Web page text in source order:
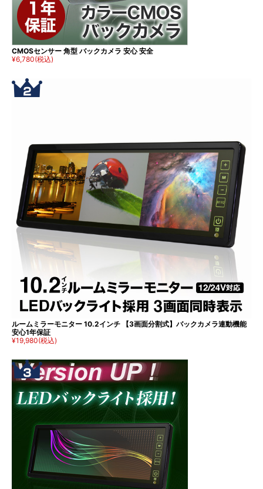
CMOSセンサー 角型 バックカメラ 安心 安全
¥6,780(税込)
ルームミラーモニター 10.2インチ 【3画面分割式】バックカメラ連動機能
安心1年保証
¥19,980(税込)